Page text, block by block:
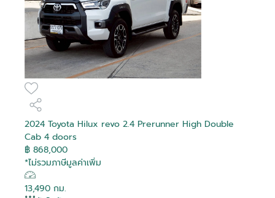
2024 Toyota Hilux revo 2.4 Prerunner High Double
Cab 4 doors
฿ 868,000
*ไม่รวมภาษีมูลค่าเพิ่ม
13,490 กม.